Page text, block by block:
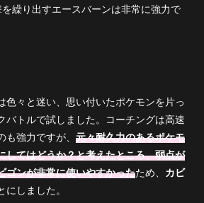
繰り出すエースバーンは非常に強力で
色々と迷い、思い付いたポケモンを片っ
バトルで試しました。コーチングは高速
強力ですが、 元々耐久力のあるポケモ
してはどうか？と考えたところ、弱点が
ゴンが非常に使いやすかったため、 カビ
にしました。